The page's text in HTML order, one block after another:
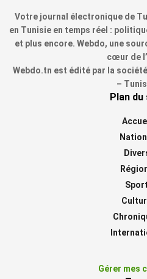
Votre journal électronique de
en Tunisie en temps réel :
et plus encore. Webdo, une
cœur de
Webdo.tn est édité par la société
–
Plan
Sport
Gérer mes